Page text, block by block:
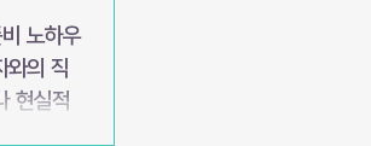
노하우
와의 직
현실적